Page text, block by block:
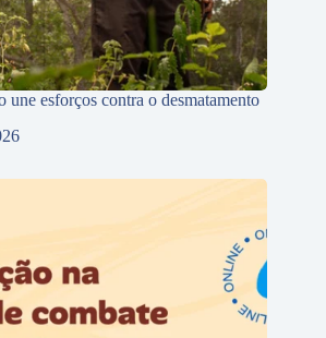
une esforços contra o desmatamento